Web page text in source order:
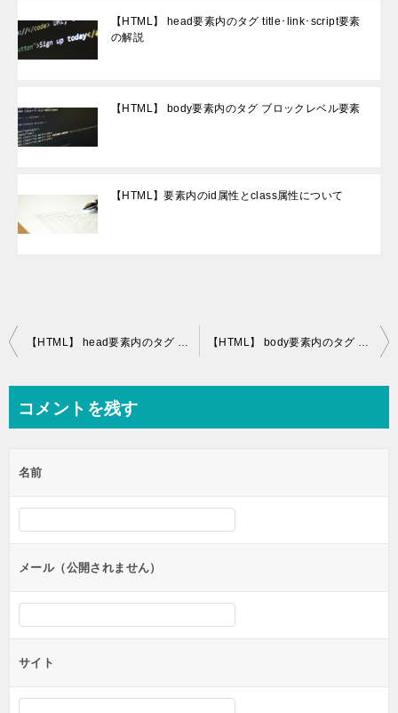
【HTML】 head要素内のタグ title･link･script要素
の解説
【HTML】 body要素内のタグ ブロックレベル要素
【HTML】要素内のid属性とclass属性について
投
ビ
ー
シ
ョ
ン
コメントを残す
名前
メール（公開されません）
サイト